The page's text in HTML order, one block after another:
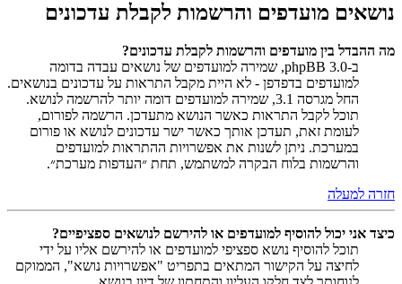
נושאים מועדפים והרשמות לקבלת עדכונים
מה ההבדל בין מועדפים והרשמות לקבלת עדכונים?
ב-phpBB 3.0, שמירה למועדפים של נושאים עבדה בדומה
למועדפים בדפדפן - לא היית מקבל התראות על עדכונים בנושאים.
החל מגרסה 3.1, שמירה למועדפים דומה יותר להרשמה לנושא.
תוכל לקבל התראות כאשר הנושא מתעדכן. הרשמה לפורום,
לעומת זאת, תעדכן אותך כאשר ישר עדכונים לנושא או פורום
במערכת. ניתן לשנות את אפשרויות ההתראות למועדפים
והרשמות בלוח הבקרה למשתמש, תחת ״העדפות מערכת״.
חזרה למעלה
כיצד אני יכול להוסיף למועדפים או להירשם לנושאים ספציפיים?
תוכל להוסיף נושא ספציפי למועדפים או להירשם אליו על ידי
לחיצה על הקישור המתאים בתפריט "אפשרויות נושא", הממוקם